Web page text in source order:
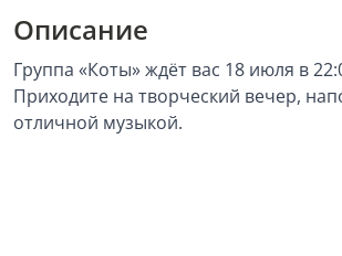
Описание
Группа «Коты» ждёт вас 18 июля в
Приходите на творческий вечер,
отличной музыкой.